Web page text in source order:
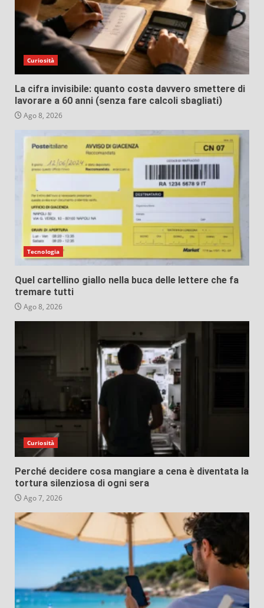
Curiosità
La cifra invisibile: quanto costa davvero smettere di
lavorare a 60 anni (senza fare calcoli sbagliati)
Ago 8, 2026
Tecnologia
Quel cartellino giallo nella buca delle lettere che fa
tremare tutti
Ago 8, 2026
Curiosità
Perché decidere cosa mangiare a cena è diventata la
tortura silenziosa di ogni sera
Ago 7, 2026